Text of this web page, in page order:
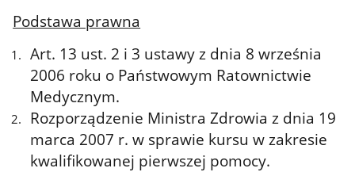
Podstawa prawna
Art. 13 ust. 2 i 3 ustawy z dnia 8 września
2006 roku o Państwowym Ratownictwie
Medycznym.
Rozporządzenie Ministra Zdrowia z dnia 19
marca 2007 r. w sprawie kursu w zakresie
kwalifikowanej pierwszej pomocy.